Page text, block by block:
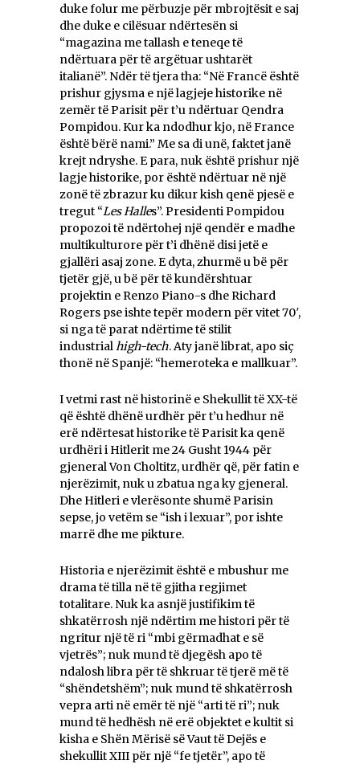
duke folur me përbuzje për mbrojtësit e saj
dhe duke e cilësuar ndërtesën si
“magazina me tallash e teneqe të
ndërtuara për të argëtuar ushtarët
italianë”. Ndër të tjera tha: “Në Francë është
prishur gjysma e një lagjeje historike në
zemër të Parisit për t’u ndërtuar Qendra
Pompidou. Kur ka ndodhur kjo, në France
është bërë nami.” Me sa di unë, faktet janë
krejt ndryshe. E para, nuk është prishur një
lagje historike, por është ndërtuar në një
zonë të zbrazur ku dikur kish qenë pjesë e
tregut “Les Halles”. Presidenti Pompidou
propozoi të ndërtohej një qendër e madhe
multikulturore për t’i dhënë disi jetë e
gjallëri asaj zone. E dyta, zhurmë u bë për
tjetër gjë, u bë për të kundërshtuar
projektin e Renzo Piano-s dhe Richard
Rogers pse ishte tepër modern për vitet 70′,
si nga të parat ndërtime të stilit
industrial high-tech. Aty janë librat, apo siç
thonë në Spanjë: “hemeroteka e mallkuar”.
I vetmi rast në historinë e Shekullit të XX-të
që është dhënë urdhër për t’u hedhur në
erë ndërtesat historike të Parisit ka qenë
urdhëri i Hitlerit me 24 Gusht 1944 për
gjeneral Von Choltitz, urdhër që, për fatin e
njerëzimit, nuk u zbatua nga ky gjeneral.
Dhe Hitleri e vlerësonte shumë Parisin
sepse, jo vetëm se “ish i lexuar”, por ishte
marrë dhe me pikture.
Historia e njerëzimit është e mbushur me
drama të tilla në të gjitha regjimet
totalitare. Nuk ka asnjë justifikim të
shkatërrosh një ndërtim me histori për të
ngritur një të ri “mbi gërmadhat e së
vjetrës”; nuk mund të djegësh apo të
ndalosh libra për të shkruar të tjerë më të
“shëndetshëm”; nuk mund të shkatërrosh
vepra arti në emër të një “arti të ri”; nuk
mund të hedhësh në erë objektet e kultit si
kisha e Shën Mërisë së Vaut të Dejës e
shekullit XIII për një “fe tjetër”, apo të